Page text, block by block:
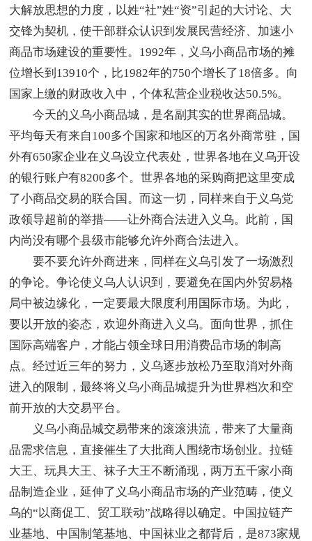
大解放思想的力度，以姓“社”姓“资”引起的大讨论、大
交锋为契机，使干部群众认识到发展民营经济、加速小
商品市场建设的重要性。1992年，义乌小商品市场的摊
位增长到13910个，比1982年的750个增长了18倍多。向
国家上缴的财政收入中，个体私营企业税收达50.5%。
今天的义乌小商品城，是名副其实的世界商品城。
平均每天有来自100多个国家和地区的万名外商常驻，国
外有650家企业在义乌设立代表处，世界各地在义乌开设
的银行账户有8200多个。世界各地的采购商把这里变成
了小商品交易的联合国。而这一切，同样来自于义乌党
政领导超前的举措——让外商合法进入义乌。此前，国
内尚没有哪个县级市能够允许外商合法进入。
要不要允许外商进来，同样在义乌引发了一场激烈
的争论。争论使义乌人认识到，要避免在国内外贸易格
局中被边缘化，一定要最大限度利用国际市场。为此，
要以开放的姿态，欢迎外商进入义乌。面向世界，抓住
国际高端客户，才能占领全球日用消费品市场的制高
点。经过近三年的努力，义乌逐步放松乃至取消对外商
进入的限制，最终将义乌小商品城提升为世界档次和空
前开放的大交易平台。
义乌小商品城交易带来的滚滚洪流，带来了大量商
品需求信息，直接催生了大批商人围绕市场创业。拉链
大王、玩具大王、袜子大王不断涌现，两万五千家小商
品制造企业，延伸了义乌小商品市场的产业范畴，使义
乌的“以商促工、贸工联动”战略得以确定。中国拉链产
业基地、中国制笔基地、中国袜业之都背后，是873家规